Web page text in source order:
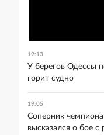
19:13
У берегов Одессы
горит судно
19:05
Соперник
высказался о бое с